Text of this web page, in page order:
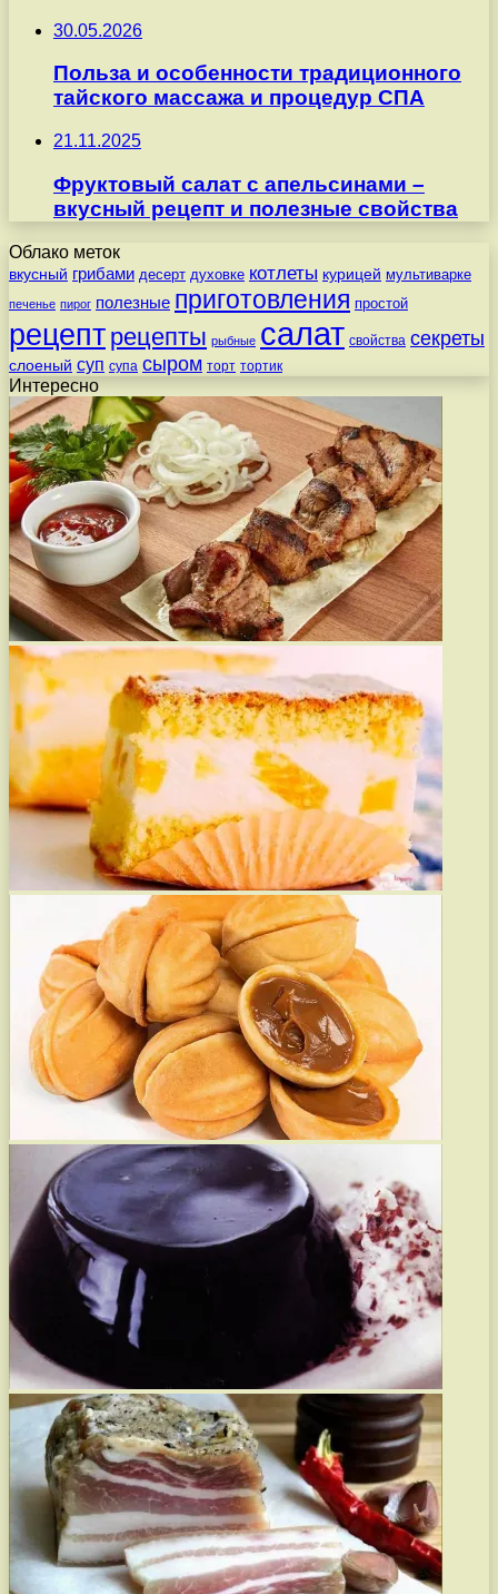
30.05.2026
Польза и особенности традиционного
тайского массажа и процедур СПА
21.11.2025
Фруктовый салат с апельсинами –
вкусный рецепт и полезные свойства
Облако меток
вкусный грибами десерт духовке котлеты курицей мультиварке
печенье пирог полезные приготовления простой
рецепт рецепты рыбные салат свойства секреты
слоеный суп супа сыром торт тортик
Интересно